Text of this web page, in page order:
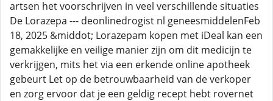
artsen het voorschrijven in veel verschillende situaties
De Lorazepa --- deonlinedrogist nl geneesmiddelenFeb
18, 2025 &middot; Lorazepam kopen met iDeal kan een
gemakkelijke en veilige manier zijn om dit medicijn te
verkrijgen, mits het via een erkende online apotheek
gebeurt Let op de betrouwbaarheid van de verkoper
en zorg ervoor dat je een geldig recept hebt rovernet